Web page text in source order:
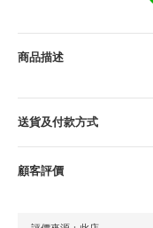
商品描述
送貨及付款方式
顧客評價